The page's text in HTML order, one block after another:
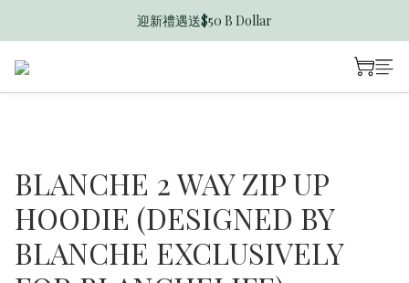
香港訂單滿$600免運費
迎新禮遇送$50 B Dollar
BLANCHE 2 WAY ZIP UP
HOODIE (DESIGNED BY
BLANCHE EXCLUSIVELY